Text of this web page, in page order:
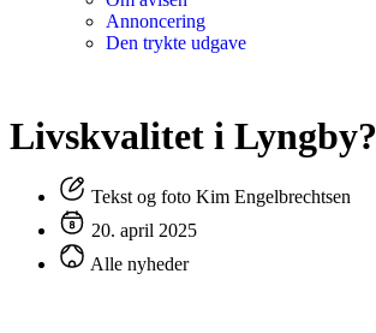
Annoncering
Den trykte udgave
Livskvalitet i Lyngby?
Tekst og foto Kim Engelbrechtsen
20. april 2025
Alle nyheder